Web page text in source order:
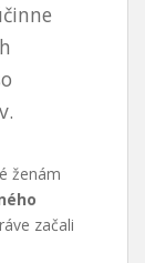
ženám
začali